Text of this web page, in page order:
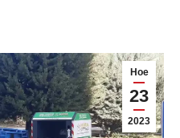
Ное
23
2023